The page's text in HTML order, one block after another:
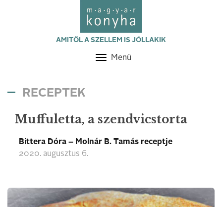
AMITŐL A SZELLEM IS JÓLLAKIK
Toggle
Menü
RECEPTEK
Muffuletta, a szendvicstorta
Bittera Dóra – Molnár B. Tamás receptje
2020. augusztus 6.